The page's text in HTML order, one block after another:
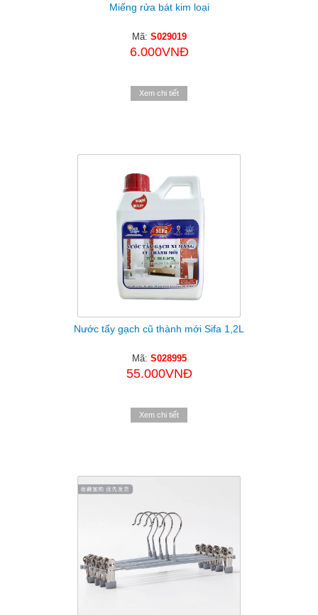
Miếng rửa bát kim loại
Mã: S029019
6.000VNĐ
Xem chi tiết
Nước tẩy gạch cũ thành mới Sifa 1,2L
Mã: S028995
55.000VNĐ
Xem chi tiết